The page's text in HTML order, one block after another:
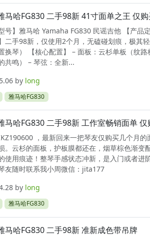
马哈FG830 二手98新 41寸面单之王 仅购
号】雅马哈 Yamaha FG830 民谣吉他 【产
二手98新，仅使用2个月，无磕碰划痕，极其
换琴） 【核心配置】 – 面板：云杉单板（纹
共鸣） – 琴弦：全新...
by long
雅马哈FG830
马哈FG830 二手98新 工作室畅销面单 仅
，最新回来一把琴友仅购买几个月
。云杉的面板，护板膜都还在，烟草棕色渐变
使用痕迹！整琴手感状态冲新，是入门或者进
友随时联系我小周微信：jita177
by long
雅马哈FG830
马哈FG830 二手98新 准新成色带吊牌